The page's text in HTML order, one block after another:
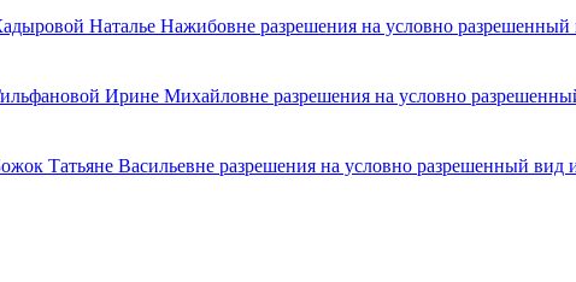
Наталье Нажибовне разрешения на условно разрешенный
Ирине Михайловне разрешения на условно
Татьяне Васильевне разрешения на условно разрешенный вид